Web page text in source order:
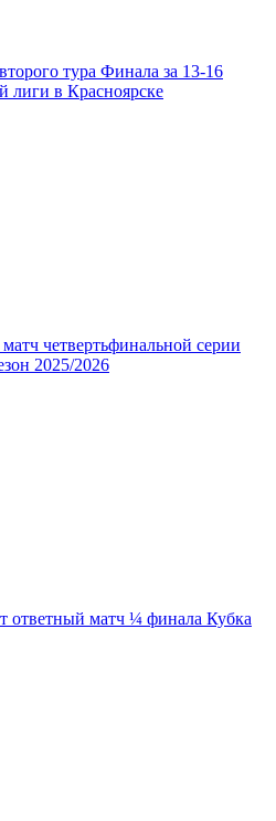
тура Финала за 13-16
в Красноярске
четвертьфинальной серии
2025/2026
ответный матч ¼ финала Кубка